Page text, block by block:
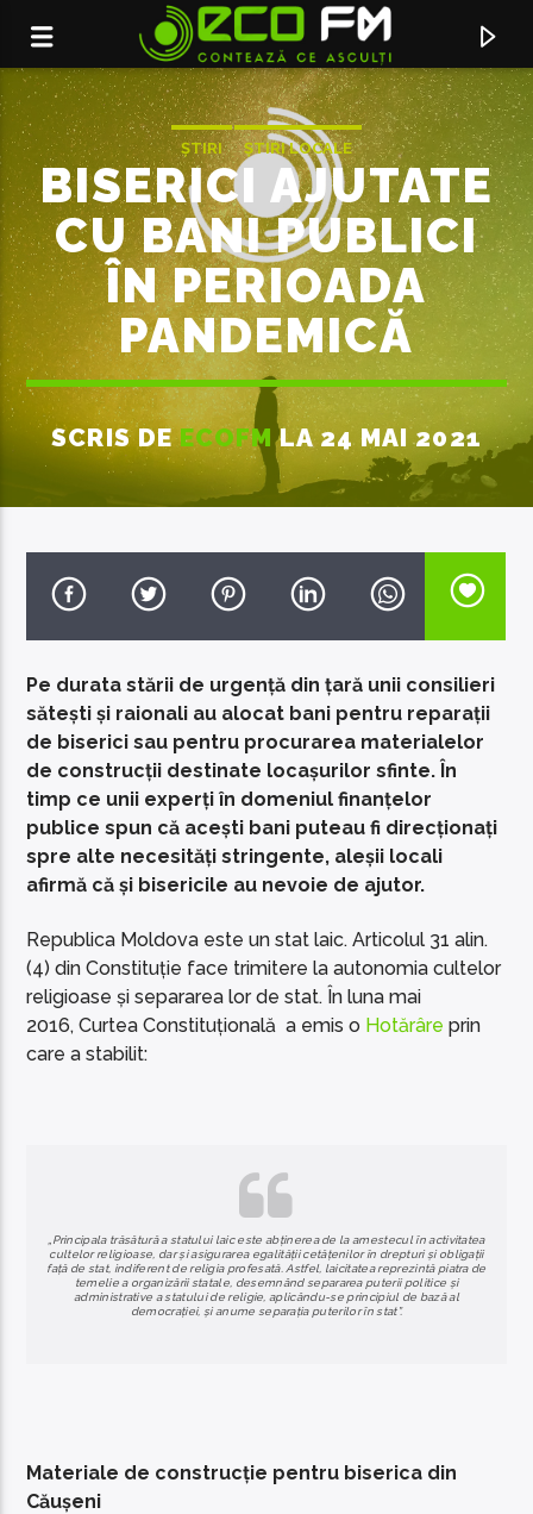
ACUM ÎN DIRECT
SA NU TE MAI AUD
EMY ALUPEI & CRBL
EcoFM Chisinau
ȘTIRI ȘTIRI LOCALE
BISERICI AJUTATE
CU BANI PUBLICI
ÎN PERIOADA
PANDEMICĂ
SCRIS DEECOFMLA 24 MAI 2021
Pe durata stării de urgență din țară unii consilieri
sătești și raionali au alocat bani pentru reparații
de biserici sau pentru procurarea materialelor
de construcții destinate locașurilor sfinte. În
timp ce unii experți în domeniul finanțelor
publice spun că acești bani puteau fi direcționați
spre alte necesități stringente, aleșii locali
afirmă că și bisericile au nevoie de ajutor.
Republica Moldova este un stat laic. Articolul 31 alin.
(4) din Constituție face trimitere la autonomia cultelor
religioase și separarea lor de stat. În luna mai
2016, Curtea Constituțională a emis o Hotărâre prin
care a stabilit:
„Principala trăsătură a statului laic este abținerea de la amestecul în activitatea
cultelor religioase, dar și asigurarea egalității cetățenilor în drepturi și obligații
față de stat, indiferent de religia profesată. Astfel, laicitatea reprezintă piatra de
temelie a organizării statale, desemnând separarea puterii politice și
administrative a statului de religie, aplicându-se principiul de bază al
democrației, și anume separația puterilor în stat”.
Materiale de construcție pentru biserica din
Căușeni